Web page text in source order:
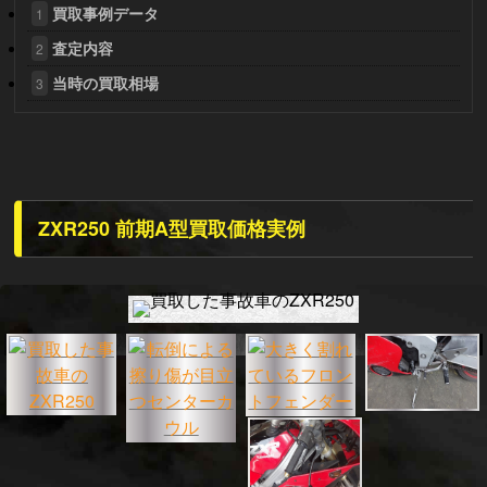
1 買取事例データ
2 査定内容
3 当時の買取相場
ZXR250 前期A型買取価格実例